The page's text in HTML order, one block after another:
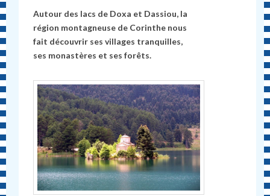
Autour des lacs de Doxa et Dassiou, la
région montagneuse de Corinthe nous
fait découvrir ses villages tranquilles,
ses monastères et ses forêts.